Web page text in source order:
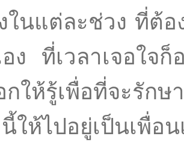
ในแต่ละช่วง ที่ต้
อง ที่เวลาเจอใจ
กให้รู้เพื่อที่จะรัก
ให้ไปอยู่เป็นเพื่อ